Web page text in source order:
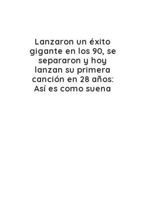
Lanzaron un éxito
gigante en los 90, se
separaron y hoy
lanzan su primera
canción en 28 años:
Así es como suena